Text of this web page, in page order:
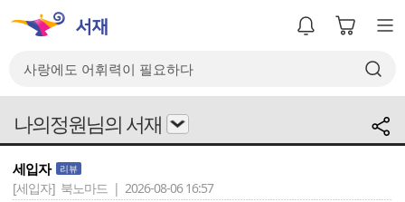
나의정원님의 서재
세입자 리뷰
[세입자] 북노마드 | 2026-08-06 16:57